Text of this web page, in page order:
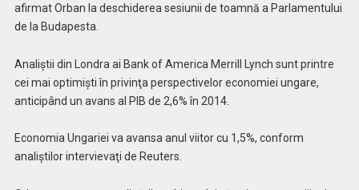
afirmat Orban la deschiderea sesiunii de toamnă a Parlamentului
de la Budapesta.
Analiştii din Londra ai Bank of America Merrill Lynch sunt printre
cei mai optimişti în privinţa perspectivelor economiei ungare,
anticipând un avans al PIB de 2,6% în 2014.
Economia Ungariei va avansa anul viitor cu 1,5%, conform
analiştilor intervievaţi de Reuters.